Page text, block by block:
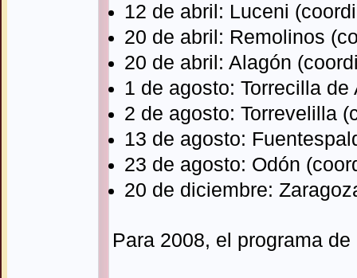
12 de abril: Luceni
20 de abril: Remolinos
20 de abril: Alagón
1 de agosto: Torrecilla
2 de agosto: Torrevelilla
13 de agosto:
23 de agosto: Odón
20 de diciembre:
Para 2008, el programa